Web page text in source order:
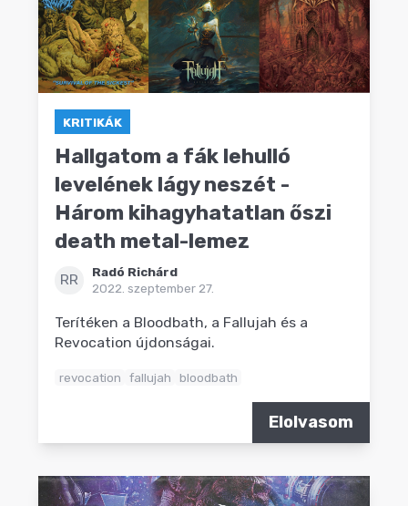
KRITIKÁK
Hallgatom a fák lehulló
levelének lágy neszét -
Három kihagyhatatlan őszi
death metal-lemez
RR
Radó Richárd
2022. szeptember 27.
Terítéken a Bloodbath, a Fallujah és a
Revocation újdonságai.
revocation fallujah bloodbath
Elolvasom